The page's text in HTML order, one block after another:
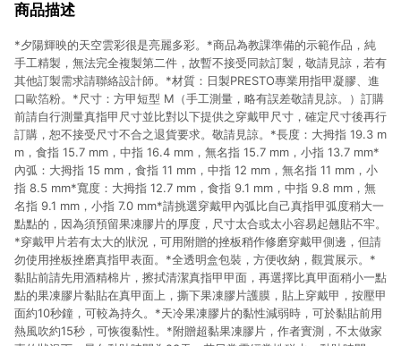
商品描述
*夕陽輝映的天空雲彩很是亮麗多彩。*商品為教課準備的示範作品，純
手工精製，無法完全複製第二件，故暫不接受同款訂製，敬請見諒，若有
其他訂製需求請聯絡設計師。*材質：日製PRESTO專業用指甲凝膠、進
口歐箔粉。*尺寸：方甲短型 M（手工測量，略有誤差敬請見諒。）訂購
前請自行測量真指甲尺寸並比對以下提供之穿戴甲尺寸，確定尺寸後再行
訂購，恕不接受尺寸不合之退貨要求。敬請見諒。*長度：大拇指 19.3 m
m，食指 15.7 mm，中指 16.4 mm，無名指 15.7 mm，小指 13.7 mm*
內弧：大拇指 15 mm，食指 11 mm，中指 12 mm，無名指 11 mm，小
指 8.5 mm*寬度：大拇指 12.7 mm，食指 9.1 mm，中指 9.8 mm，無
名指 9.1 mm，小指 7.0 mm*請挑選穿戴甲內弧比自己真指甲弧度稍大一
點點的，因為須預留果凍膠片的厚度，尺寸太合或太小容易起翹貼不牢。
*穿戴甲片若有太大的狀況，可用附贈的挫板稍作修磨穿戴甲側邊，但請
勿使用挫板挫磨真指甲表面。*全透明盒包裝，方便收納，觀賞展示。*
黏貼前請先用酒精棉片，擦拭清潔真指甲甲面，再選擇比真甲面稍小一點
點的果凍膠片黏貼在真甲面上，撕下果凍膠片護膜，貼上穿戴甲，按壓甲
面約10秒鐘，可較為持久。*天冷果凍膠片的黏性減弱時，可於黏貼前用
熱風吹約15秒，可恢復黏性。*附贈超黏果凍膠片，作者實測，不太做家